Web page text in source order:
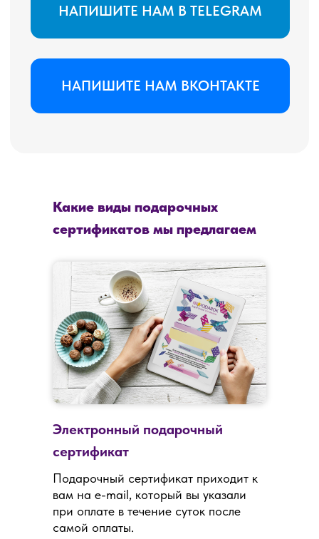
Какие виды подарочных
сертификатов мы предлагаем
Электронный подарочный
сертификат
Подарочный сертификат приходит к
вам на e-mail, который вы указали
при оплате в течение суток после
самой оплаты.